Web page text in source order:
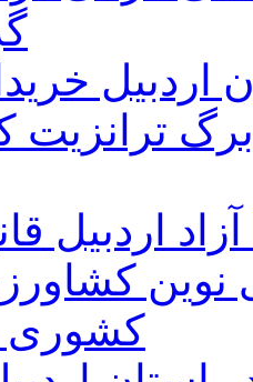
اردبیل
اردبیل
نوین
کشوری